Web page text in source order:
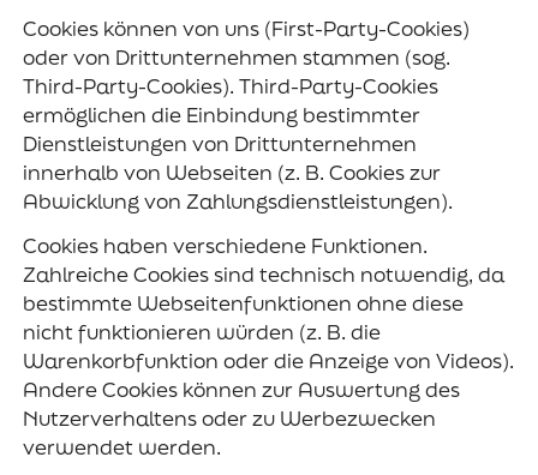
Cookies können von uns (First-Party-Cookies)
oder von Drittunternehmen stammen (sog.
Third-Party-Cookies). Third-Party-Cookies
ermöglichen die Einbindung bestimmter
Dienstleistungen von Drittunternehmen
innerhalb von Webseiten (z. B. Cookies zur
Abwicklung von Zahlungsdienstleistungen).
Cookies haben verschiedene Funktionen.
Zahlreiche Cookies sind technisch notwendig, da
bestimmte Webseitenfunktionen ohne diese
nicht funktionieren würden (z. B. die
Warenkorbfunktion oder die Anzeige von Videos).
Andere Cookies können zur Auswertung des
Nutzerverhaltens oder zu Werbezwecken
verwendet werden.